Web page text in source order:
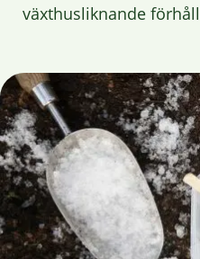
växthusliknande